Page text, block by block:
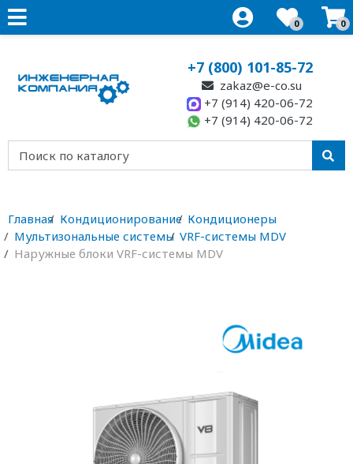
0 0
+7 (800) 101-85-72
zakaz@e-co.su
+7 (914) 420-06-72
+7 (914) 420-06-72
Главная Кондиционирование Кондиционеры
Мультизональные системы VRF-системы MDV
Наружные блоки VRF-системы MDV